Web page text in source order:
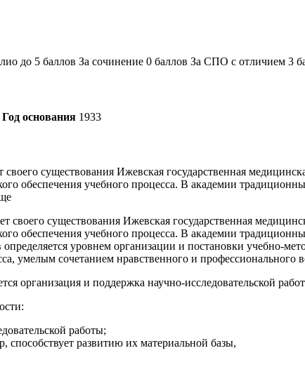
до 5 баллов За сочинение 0 баллов За СПО с отличием 3
Год основания 1933
существования Ижевская государственная
обеспечения учебного процесса. В академии
своего существования Ижевская государственная
обеспечения учебного процесса. В академии
уровнем организации и постановки учебно-
умелым сочетанием нравственного и профессионального
организация и поддержка научно-исследовательской
работы;
способствует развитию их материальной базы,